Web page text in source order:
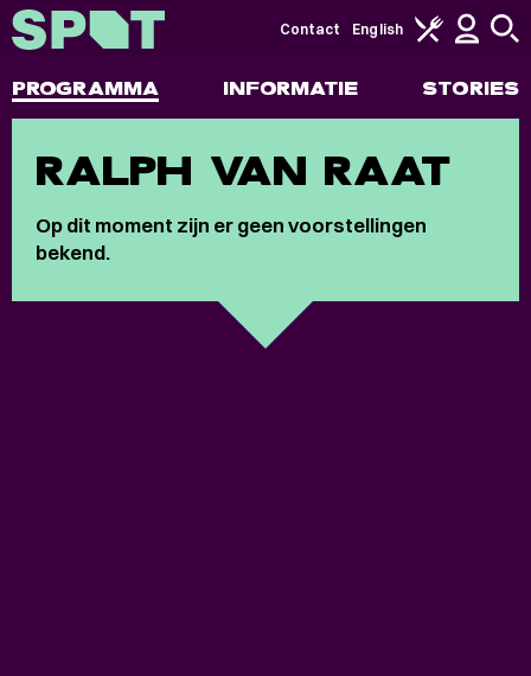
PROGRAMMA INFORMATIE STORIES
Contact English
RALPH VAN RAAT
Op dit moment zijn er geen voorstellingen
bekend.